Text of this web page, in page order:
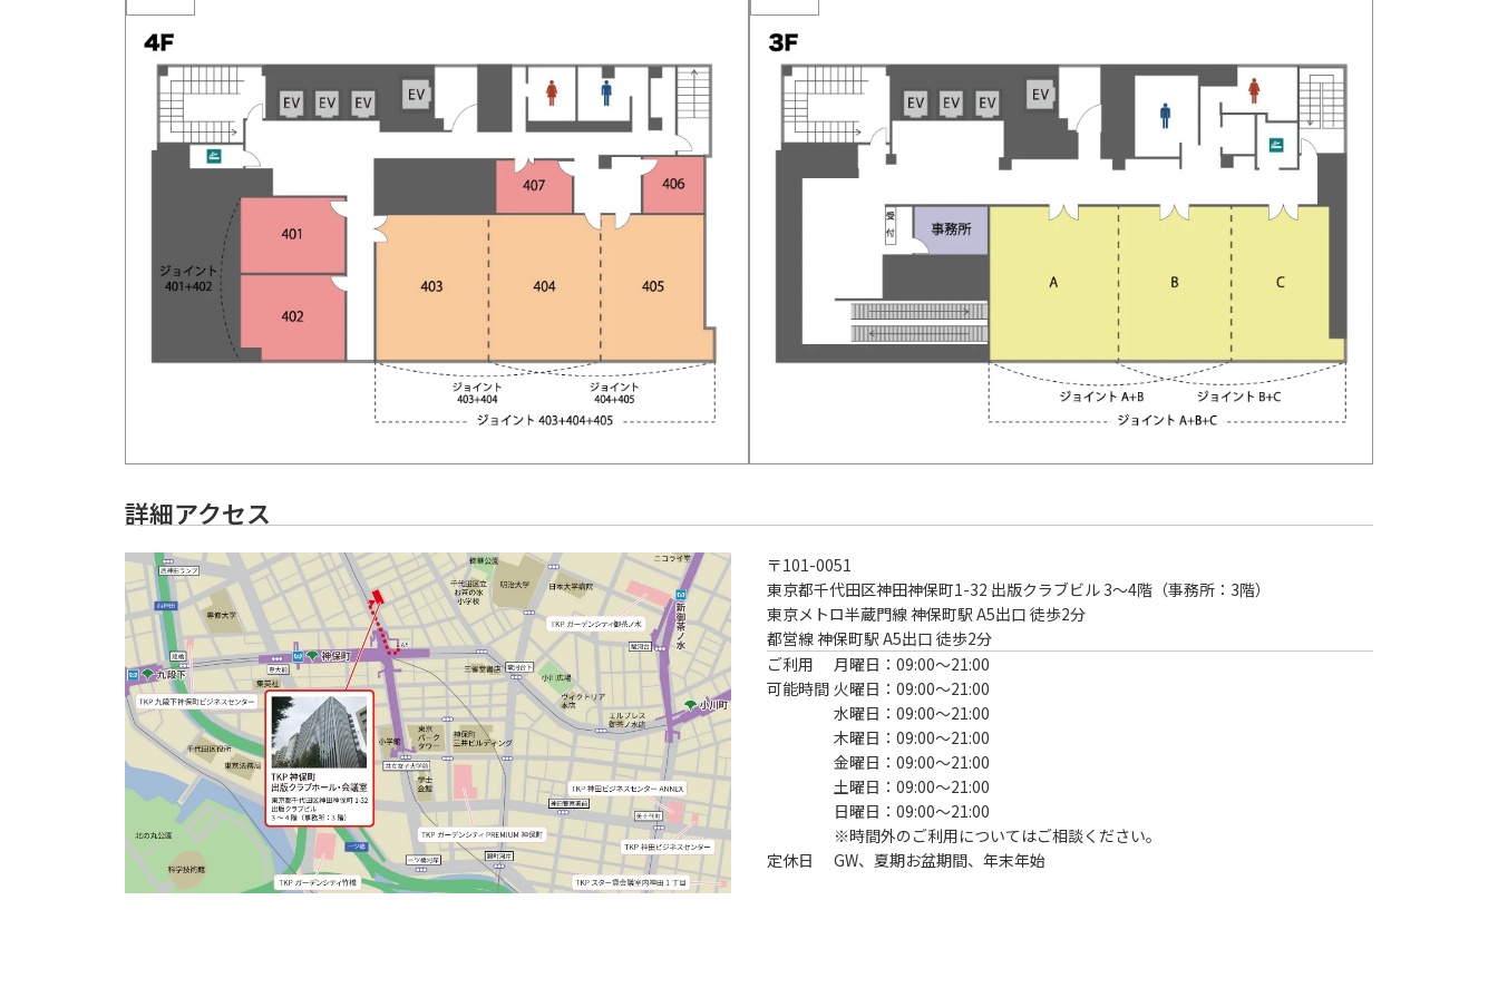
詳細アクセス
〒101-0051
東京都千代田区神田神保町1-32 出版クラブビル 3～4階（事務所：3階）
東京メトロ半蔵門線 神保町駅 A5出口 徒歩2分
都営線 神保町駅 A5出口 徒歩2分
ご利用
可能時間
月曜日：09:00〜21:00
火曜日：09:00〜21:00
水曜日：09:00〜21:00
木曜日：09:00〜21:00
金曜日：09:00〜21:00
土曜日：09:00〜21:00
日曜日：09:00〜21:00
※時間外のご利用についてはご相談ください。
定休日
GW、夏期お盆期間、年末年始